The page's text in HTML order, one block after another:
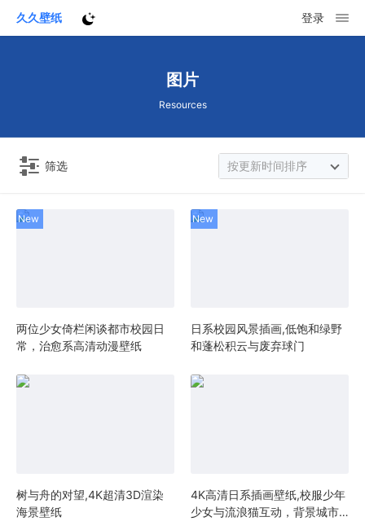
久久壁纸 登录
图片
Resources
筛选 按更新时间排序
两位少女倚栏闲谈都市校园日
常，治愈系高清动漫壁纸
日系校园风景插画,低饱和绿野
和蓬松积云与废弃球门
树与舟的对望,4K超清3D渲染
海景壁纸
4K高清日系插画壁纸,校服少年
少女与流浪猫互动，背景城市